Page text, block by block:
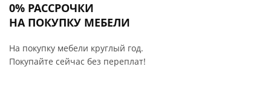
0% РАССРОЧКИ
НА ПОКУПКУ МЕБЕЛИ
На покупку мебели круглый год.
Покупайте сейчас без переплат!